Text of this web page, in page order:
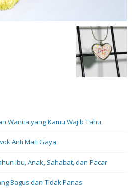
Wanita yang Kamu Wajib Tahu
Anti Mati Gaya
Ibu, Anak, Sahabat, dan Pacar
Bagus dan Tidak Panas